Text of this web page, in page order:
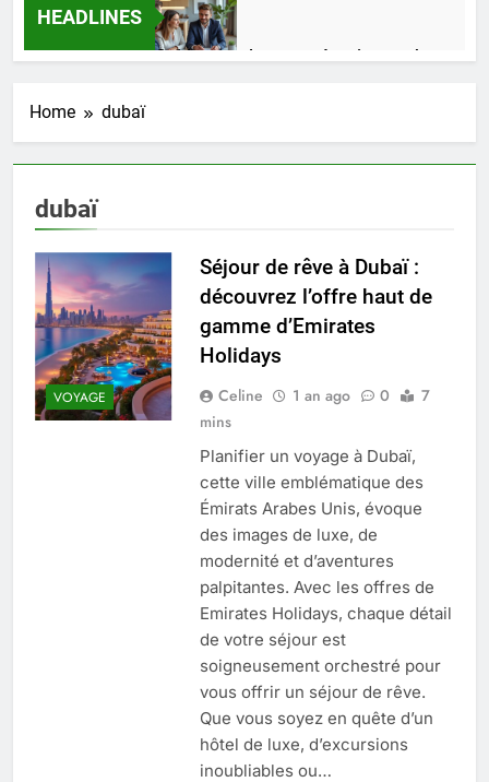
HEADLINES
Guide complet pour réussir un achat
Quel est le salaire de Myriam Seurat en
2025 ?
4 Mois Ago
fonctionnalités clés et avantages
4 Mois Ago
Découvrez notre test d’orientation
gratuit spécialement conçu pour
collégiens et lycéens
4 Mois Ago
Liste complète des marques
rezoactif.com à connaître en 2025
4 Mois Ago
Home dubaï
dubaï
VOYAGE
Séjour de rêve à Dubaï :
découvrez l’offre haut de
gamme d’Emirates
Holidays
Celine 1 an ago 0
7
mins
Planifier un voyage à Dubaï,
cette ville emblématique des
Émirats Arabes Unis, évoque
des images de luxe, de
modernité et d’aventures
palpitantes. Avec les offres de
Emirates Holidays, chaque détail
de votre séjour est
soigneusement orchestré pour
vous offrir un séjour de rêve.
Que vous soyez en quête d’un
hôtel de luxe, d’excursions
inoubliables ou…